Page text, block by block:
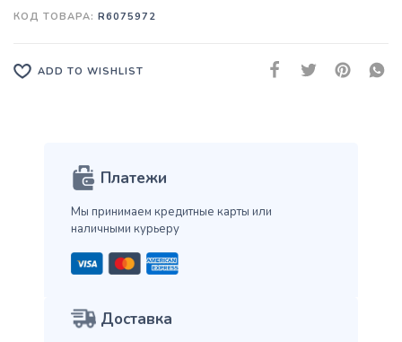
КОД ТОВАРА: R6075972
ADD TO WISHLIST
Платежи
Мы принимаем кредитные карты или
наличными курьеру
Доставка